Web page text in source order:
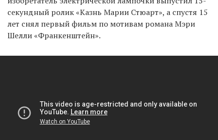
секундный ролик «Казнь Марии Стюарт», а спустя 15
лет снял первый фильм по мотивам романа Мэри
Шелли «Франкенштейн».